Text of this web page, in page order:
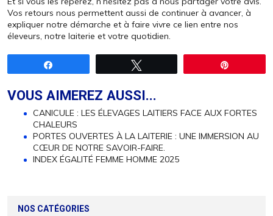
Vos retours nous permettent aussi de continuer à avancer, à
expliquer notre démarche et à faire vivre ce lien entre nos
éleveurs, notre laiterie et votre quotidien.
VOUS AIMEREZ AUSSI...
CANICULE : LES ÉLEVAGES LAITIERS FACE AUX FORTES
CHALEURS
PORTES OUVERTES À LA LAITERIE : UNE IMMERSION AU
CŒUR DE NOTRE SAVOIR-FAIRE.
INDEX ÉGALITÉ FEMME HOMME 2025
NOS CATÉGORIES